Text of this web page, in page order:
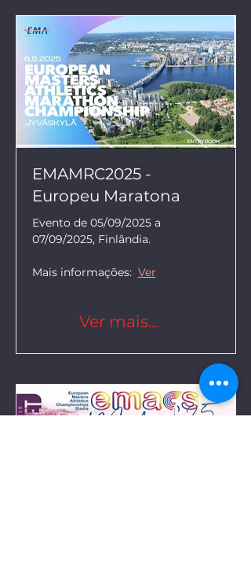
EMAMRC2025 -
Europeu Maratona
Evento de 05/09/2025 a
07/09/2025, Finlândia.
Mais informações: Ver
Ver mais...